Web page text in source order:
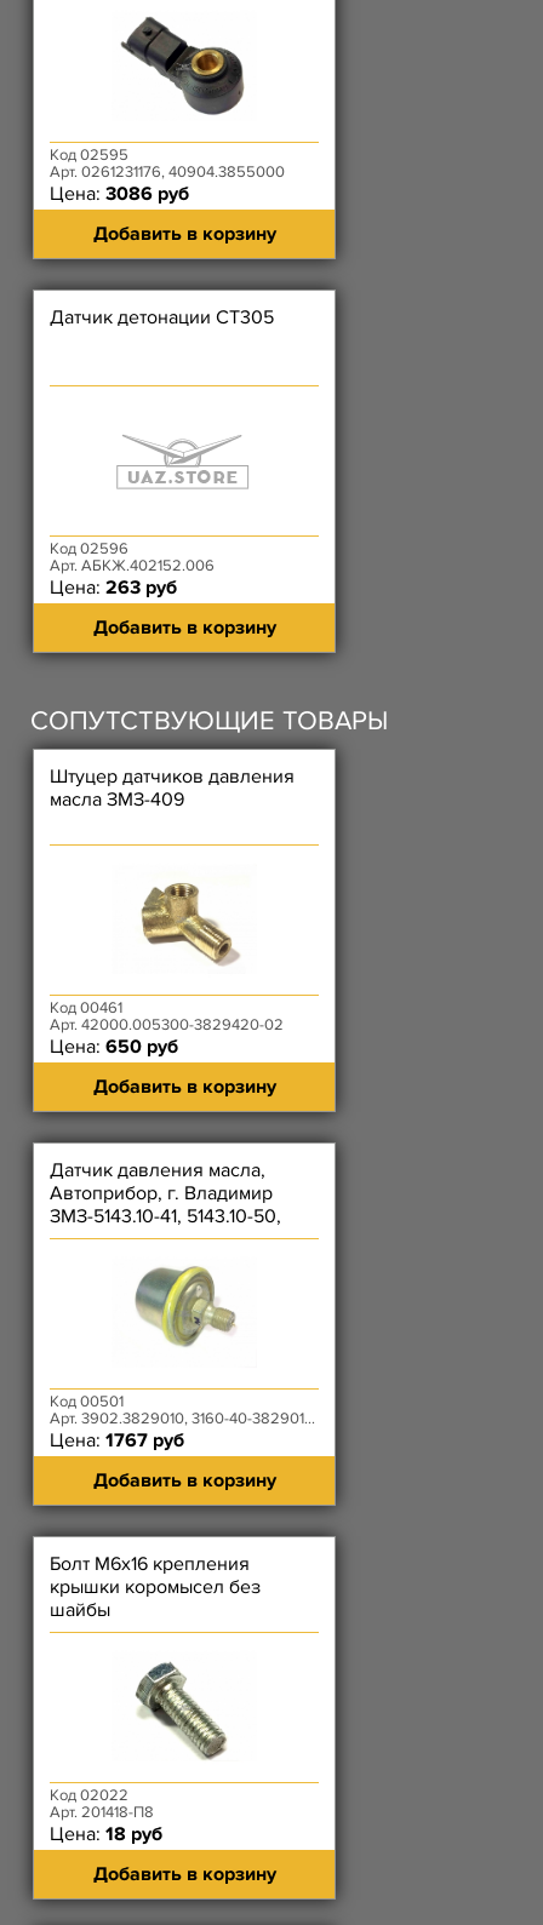
Код 02595
Арт. 0261231176, 40904.3855000
Цена: 3086 руб
Добавить в корзину
Датчик детонации СТ305
Код 02596
Арт. АБКЖ.402152.006
Цена: 263 руб
Добавить в корзину
СОПУТСТВУЮЩИЕ ТОВАРЫ
Штуцер датчиков давления
масла ЗМЗ-409
Код 00461
Арт. 42000.005300-3829420-02
Цена: 650 руб
Добавить в корзину
Датчик давления масла,
Автоприбор, г. Владимир
ЗМЗ-5143.10-41, 5143.10-50,
5143.10-80
Код 00501
Арт. 3902.3829010, 3160-40-3829010-95
Цена: 1767 руб
Добавить в корзину
Болт М6х16 крепления
крышки коромысел без
шайбы
Код 02022
Арт. 201418-П8
Цена: 18 руб
Добавить в корзину